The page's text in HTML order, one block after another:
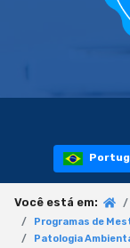
Você está em:
Programas de
Patologia